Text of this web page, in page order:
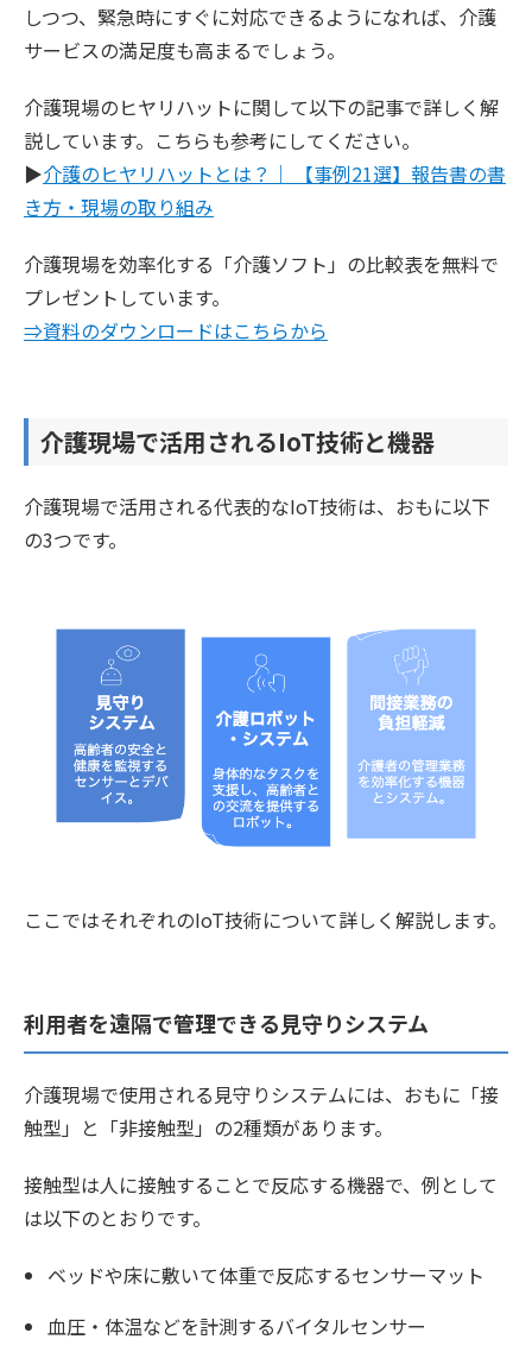
しつつ、緊急時にすぐに対応できるようになれば、介護
サービスの満足度も高まるでしょう。
介護現場のヒヤリハットに関して以下の記事で詳しく解
説しています。こちらも参考にしてください。
▶介護のヒヤリハットとは？｜ 【事例21選】報告書の書
き方・現場の取り組み
介護現場を効率化する「介護ソフト」の比較表を無料で
プレゼントしています。
⇒資料のダウンロードはこちらから
介護現場で活用されるIoT技術と機器
介護現場で活用される代表的なIoT技術は、おもに以下
の3つです。
ここではそれぞれのIoT技術について詳しく解説します。
利用者を遠隔で管理できる見守りシステム
介護現場で使用される見守りシステムには、おもに「接
触型」と「非接触型」の2種類があります。
接触型は人に接触することで反応する機器で、例として
は以下のとおりです。
ベッドや床に敷いて体重で反応するセンサーマット
血圧・体温などを計測するバイタルセンサー